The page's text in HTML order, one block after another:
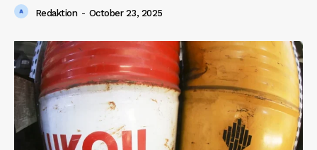
SUBSCRIBE NOW
Redaktion - October 23, 2025